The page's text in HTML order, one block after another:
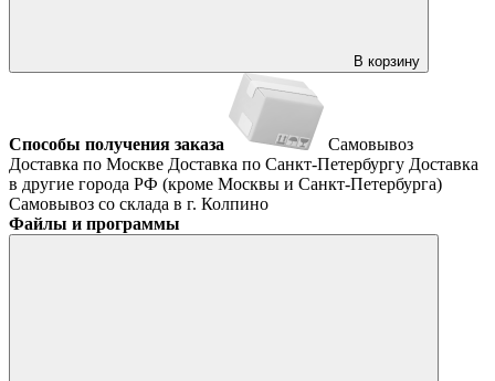
В корзину
Способы получения заказа
Самовывоз
Доставка по Москве Доставка по Санкт-Петербургу Доставка
в другие города РФ (кроме Москвы и Санкт-Петербурга)
Самовывоз со склада в г. Колпино
Файлы и программы